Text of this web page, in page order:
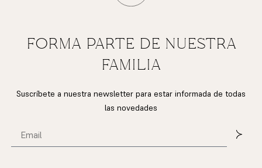
FORMA PARTE DE NUESTRA
FAMILIA
Suscríbete a nuestra newsletter para estar informada de todas
las novedades